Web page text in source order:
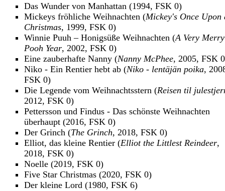
Das Wunder von Manhattan (1994, FSK 0)
Mickeys fröhliche Weihnachten (Mickey's Once Upon
Christmas, 1999, FSK 0)
Winnie Puuh – Honigsüße Weihnachten (A Very Merry
Pooh Year, 2002, FSK 0)
Eine zauberhafte Nanny (Nanny McPhee, 2005, FSK
Niko - Ein Rentier hebt ab (Niko - lentäjän poika,
FSK 0)
Die Legende vom Weihnachtsstern (Reisen til
2012, FSK 0)
Pettersson und Findus - Das schönste Weihnachten
überhaupt (2016, FSK 0)
Der Grinch (The Grinch, 2018, FSK 0)
Elliot, das kleine Rentier (Elliot the Littlest Reindeer,
2018, FSK 0)
Noelle (2019, FSK 0)
Five Star Christmas (2020, FSK 0)
Der kleine Lord (1980, FSK 6)